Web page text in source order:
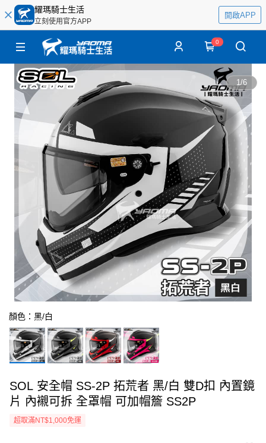
耀瑪騎士生活
立刻使用官方APP
開啟APP
0
1/6
顏色：黑/白
SOL 安全帽 SS-2P 拓荒者 黑/白 雙D扣 內置鏡
片 內襯可拆 全罩帽 可加帽簷 SS2P
超取滿NT$1,000免運